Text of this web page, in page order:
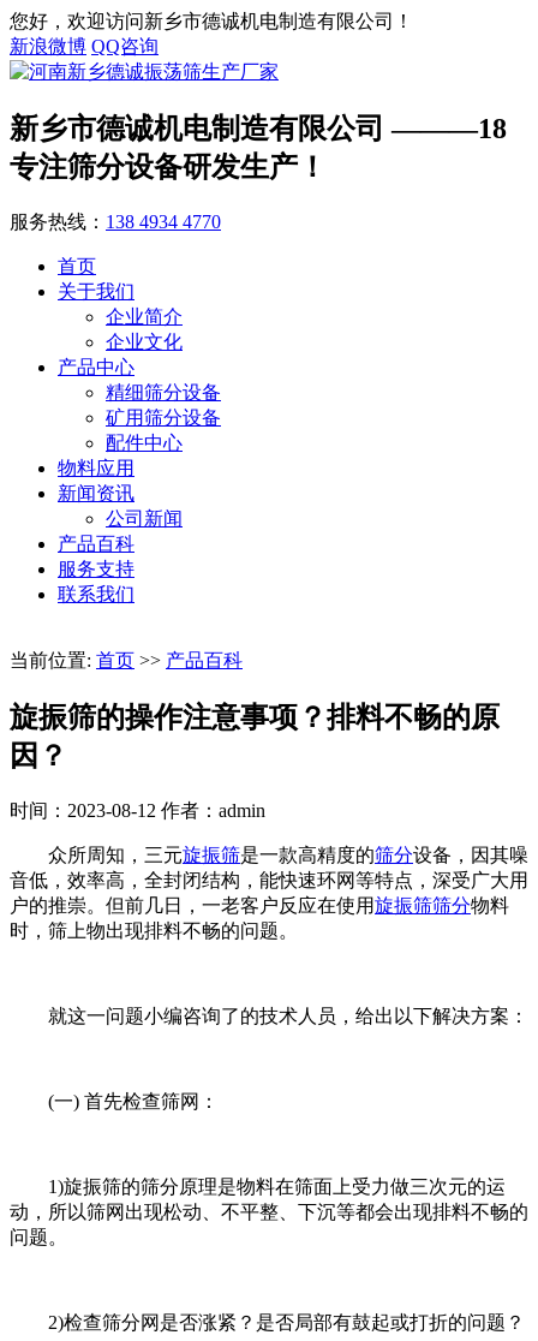
您好，欢迎访问新乡市德诚机电制造有限公司！
新浪微博 QQ咨询
新乡市德诚机电制造有限公司 ———18
专注筛分设备研发生产！
服务热线： 138 4934 4770
首页
关于我们
企业简介
企业文化
产品中心
精细筛分设备
矿用筛分设备
配件中心
物料应用
新闻资讯
公司新闻
产品百科
服务支持
联系我们
当前位置: 首页 >> 产品百科
旋振筛的操作注意事项？排料不畅的原
因？
时间：2023-08-12 作者：admin
众所周知，三元旋振筛是一款高精度的筛分设备，因其噪
音低，效率高，全封闭结构，能快速环网等特点，深受广大用
户的推崇。但前几日，一老客户反应在使用旋振筛筛分物料
时，筛上物出现排料不畅的问题。
就这一问题小编咨询了的技术人员，给出以下解决方案：
(一) 首先检查筛网：
1)旋振筛的筛分原理是物料在筛面上受力做三次元的运
动，所以筛网出现松动、不平整、下沉等都会出现排料不畅的
问题。
2)检查筛分网是否涨紧？是否局部有鼓起或打折的问题？